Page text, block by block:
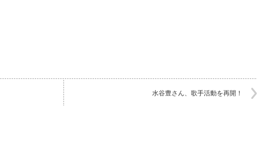
水谷豊さん、歌手活動を再開！